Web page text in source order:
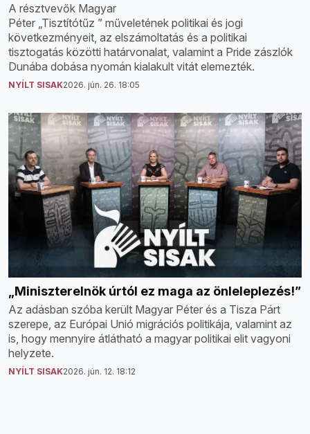
A résztvevők Magyar
Péter „Tisztítótűz ” műveletének politikai és jogi
következményeit, az elszámoltatás és a politikai
tisztogatás közötti határvonalat, valamint a Pride zászlók
Dunába dobása nyomán kialakult vitát elemezték.
NYÍLT SISAK2026. jún. 26. 18:05
„Miniszterelnök úrtól ez maga az önleleplezés!”
Az adásban szóba került Magyar Péter és a Tisza Párt
szerepe, az Európai Unió migrációs politikája, valamint az
is, hogy mennyire átlátható a magyar politikai elit vagyoni
helyzete.
NYÍLT SISAK2026. jún. 12. 18:12